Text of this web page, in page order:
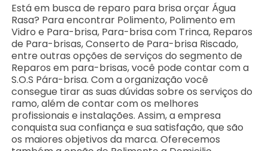
Está em busca de reparo para brisa orçar Água
Rasa? Para encontrar Polimento, Polimento em
Vidro e Para-brisa, Para-brisa com Trinca, Reparos
de Para-brisas, Conserto de Para-brisa Riscado,
entre outras opções de serviços do segmento de
Reparos em para-brisas, você pode contar com a
S.O.S Pára-brisa. Com a organização você
consegue tirar as suas dúvidas sobre os serviços do
ramo, além de contar com os melhores
profissionais e instalações. Assim, a empresa
conquista sua confiança e sua satisfação, que são
os maiores objetivos da marca. Oferecemos